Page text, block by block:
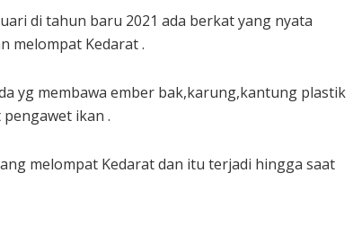
di tahun baru 2021 ada berkat yang nyata
melompat Kedarat .
yg membawa ember bak,karung,kantung plastik
ikan .
melompat Kedarat dan itu terjadi hingga saat